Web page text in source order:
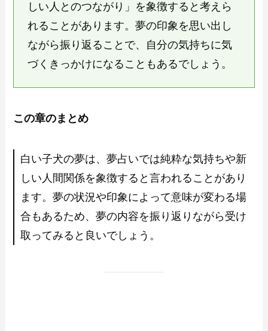
しい人とのつながり」を象徴すると考えら
れることがあります。夢の印象を思い出し
ながら振り返ることで、自分の気持ちに気
づくきっかけになることもあるでしょう。
この章のまとめ
白い子犬の夢は、夢占いでは純粋な気持ちや新
しい人間関係を象徴すると言われることがあり
ます。夢の状況や印象によって意味が変わる場
合もあるため、夢の内容を振り返りながら受け
取ってみると良いでしょう。